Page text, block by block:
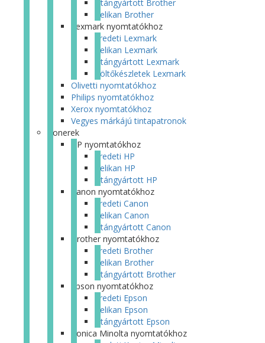
Utángyártott Brother
Pelikan Brother
Lexmark nyomtatókhoz
Eredeti Lexmark
Pelikan Lexmark
Utángyártott Lexmark
Töltőkészletek Lexmark
Olivetti nyomtatókhoz
Philips nyomtatókhoz
Xerox nyomtatókhoz
Vegyes márkájú tintapatronok
Tonerek
HP nyomtatókhoz
Eredeti HP
Pelikan HP
Utángyártott HP
Canon nyomtatókhoz
Eredeti Canon
Pelikan Canon
Utángyártott Canon
Brother nyomtatókhoz
Eredeti Brother
Pelikan Brother
Utángyártott Brother
Epson nyomtatókhoz
Eredeti Epson
Pelikan Epson
Utángyártott Epson
Konica Minolta nyomtatókhoz